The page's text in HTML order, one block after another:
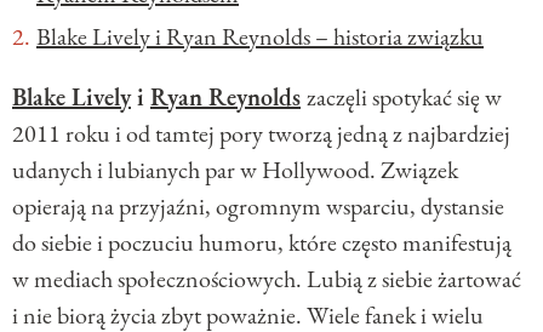
Blake Lively i Ryan Reynolds – historia związku
Blake Livelyi Ryan Reynoldszaczęli spotykać się w
2011 roku i od tamtej pory tworzą jedną z najbardziej
udanych i lubianych par w Hollywood. Związek
opierają na przyjaźni, ogromnym wsparciu, dystansie
do siebie i poczuciu humoru, które często manifestują
w mediach społecznościowych. Lubią z siebie żartować
i nie biorą życia zbyt poważnie. Wiele fanek i wielu